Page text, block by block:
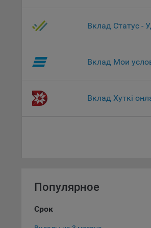
Вклад Статус -
Вклад Мои
Вклад Хуткі
Популярное
Срок